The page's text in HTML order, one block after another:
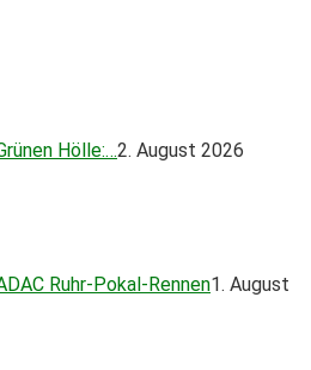
Hölle:…2. August 2026
Ruhr-Pokal-Rennen1. August